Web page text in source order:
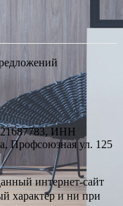
ИНН
Профсоюзная ул. 125
интернет-сайт
характер и ни при